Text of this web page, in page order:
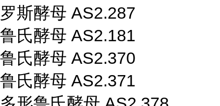
罗斯酵母 AS2.287
鲁氏酵母 AS2.181
鲁氏酵母 AS2.370
鲁氏酵母 AS2.371